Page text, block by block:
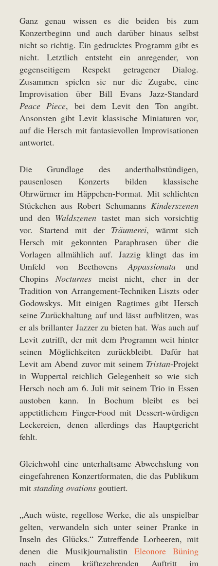
Ganz genau wissen es die beiden bis zum
Konzertbeginn und auch darüber hinaus selbst
nicht so richtig. Ein gedrucktes Programm gibt es
nicht. Letztlich entsteht ein anregender, von
gegenseitigem Respekt getragener Dialog.
Zusammen spielen sie nur die Zugabe, eine
Improvisation über Bill Evans Jazz-Standard
Peace Piece, bei dem Levit den Ton angibt.
Ansonsten gibt Levit klassische Miniaturen vor,
auf die Hersch mit fantasievollen Improvisationen
antwortet.
Die Grundlage des anderthalbstündigen,
pausenlosen Konzerts bilden klassische
Ohrwürmer im Häppchen-Format. Mit schlichten
Stückchen aus Robert Schumanns Kinderszenen
und den Waldszenen tastet man sich vorsichtig
vor. Startend mit der Träumerei, wärmt sich
Hersch mit gekonnten Paraphrasen über die
Vorlagen allmählich auf. Jazzig klingt das im
Umfeld von Beethovens Appassionataund
Chopins Nocturnes meist nicht, eher in der
Tradition von Arrangement-Techniken Liszts oder
Godowskys. Mit einigen Ragtimes gibt Hersch
seine Zurückhaltung auf und lässt aufblitzen, was
er als brillanter Jazzer zu bieten hat. Was auch auf
Levit zutrifft, der mit dem Programm weit hinter
seinen Möglichkeiten zurückbleibt. Dafür hat
Levit am Abend zuvor mit seinem Tristan-Projekt
in Wuppertal reichlich Gelegenheit so wie sich
Hersch noch am 6. Juli mit seinem Trio in Essen
austoben kann. In Bochum bleibt es bei
appetitlichem Finger-Food mit Dessert-würdigen
Leckereien, denen allerdings das Hauptgericht
fehlt.
Gleichwohl eine unterhaltsame Abwechslung von
eingefahrenen Konzertformaten, die das Publikum
mit standing ovations goutiert.
„Auch wüste, regellose Werke, die als unspielbar
gelten, verwandeln sich unter seiner Pranke in
Inseln des Glücks.“ Zutreffende Lorbeeren, mit
denen die Musikjournalistin Eleonore Büning
nach einem kräftezehrenden Auftritt im